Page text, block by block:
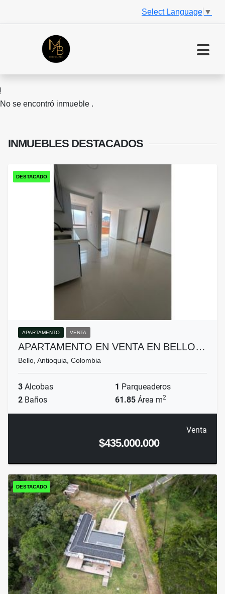
Select Language ▼
No se encontró inmueble .
INMUEBLES DESTACADOS
DESTACADO
APARTAMENTO VENTA
APARTAMENTO EN VENTA EN BELLO…
Bello, Antioquia, Colombia
3 Alcobas 1 Parqueaderos
2 Baños 61.85 Área m2
Venta
$435.000.000
DESTACADO